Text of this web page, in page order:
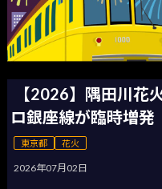
【2026】隅田川花
ロ銀座線が臨時増発
東京都 花火
2026年07月02日